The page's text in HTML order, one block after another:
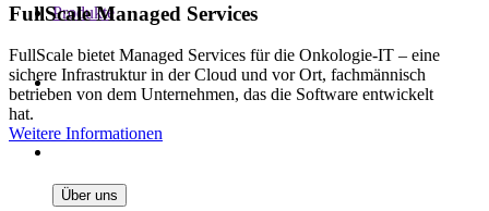
Produkte
FullScale Managed Services
FullScale bietet Managed Services für die Onkologie-IT – eine
sichere Infrastruktur in der Cloud und vor Ort, fachmännisch
betrieben von dem Unternehmen, das die Software entwickelt
hat.
Weitere Informationen
Über uns